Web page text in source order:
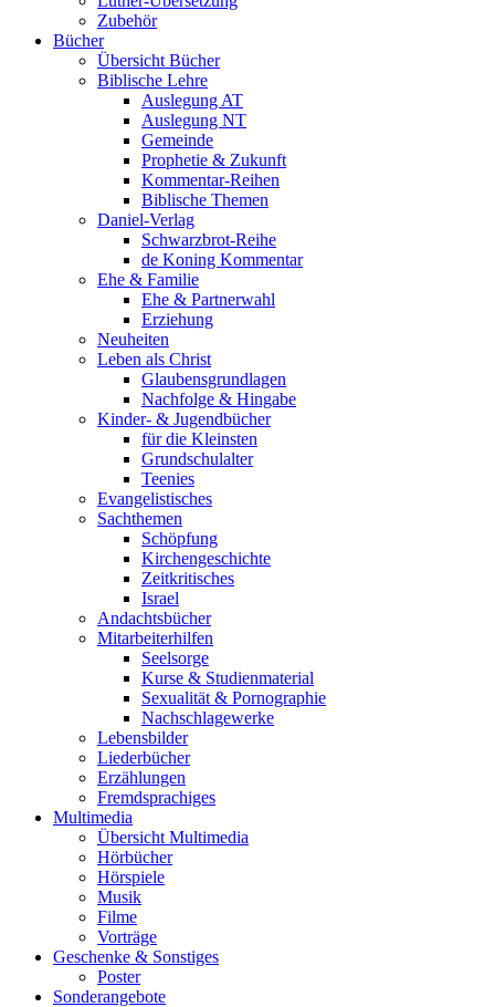
Zubehör
Bücher
Übersicht Bücher
Biblische Lehre
Auslegung AT
Auslegung NT
Gemeinde
Prophetie & Zukunft
Kommentar-Reihen
Biblische Themen
Daniel-Verlag
Schwarzbrot-Reihe
de Koning Kommentar
Ehe & Familie
Ehe & Partnerwahl
Erziehung
Neuheiten
Leben als Christ
Glaubensgrundlagen
Nachfolge & Hingabe
Kinder- & Jugendbücher
für die Kleinsten
Grundschulalter
Teenies
Evangelistisches
Sachthemen
Schöpfung
Kirchengeschichte
Zeitkritisches
Israel
Andachtsbücher
Mitarbeiterhilfen
Seelsorge
Kurse & Studienmaterial
Sexualität & Pornographie
Nachschlagewerke
Lebensbilder
Liederbücher
Erzählungen
Fremdsprachiges
Multimedia
Übersicht Multimedia
Hörbücher
Hörspiele
Musik
Filme
Vorträge
Geschenke & Sonstiges
Poster
Sonderangebote